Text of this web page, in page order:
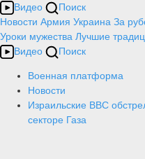
Видео
Поиск
Новости Армия Украина За
Уроки мужества Лучшие
Видео
Поиск
Военная платформа
Новости
Израильские ВВС
секторе Газа